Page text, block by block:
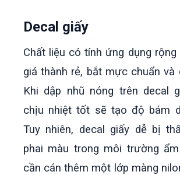
Decal giấy
Chất liệu có tính ứng dụng
giá thành rẻ, bắt mực chuẩn và
Khi dập nhũ nóng trên decal
chịu nhiệt tốt sẽ tạo độ bám
Tuy nhiên, decal giấy dễ bị
phai màu trong môi trường
cần cán thêm một lớp màng